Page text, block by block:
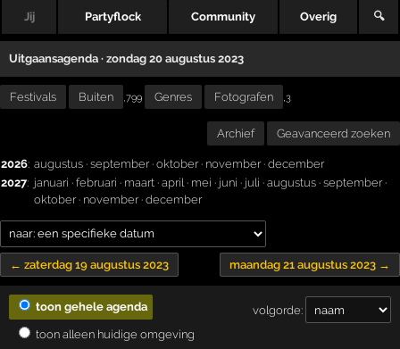
Jij Partyflock Community Overig 🔍
Uitgaansagenda · zondag 20 augustus 2023
Festivals Buiten ,799 Genres Fotografen ,3
Archief Geavanceerd zoeken
2026: augustus · september· oktober· november· december
2027: januari · februari · maart · april· mei · juni · juli · augustus · september·
oktober· november· december
← zaterdag 19 augustus 2023 maandag 21 augustus 2023 →
volgorde:
toon gehele agenda
toon alleen huidige omgeving